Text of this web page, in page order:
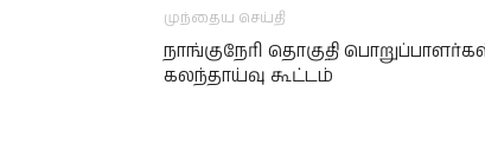
முந்தைய செய்தி
நாங்குநேரி தொகுதி
கலந்தாய்வு கூட்டம்